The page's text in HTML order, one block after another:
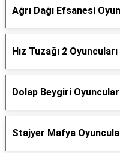
Ağrı Dağı Efsanesi
Hız Tuzağı 2
Dolap Beygiri
Stajyer Mafya